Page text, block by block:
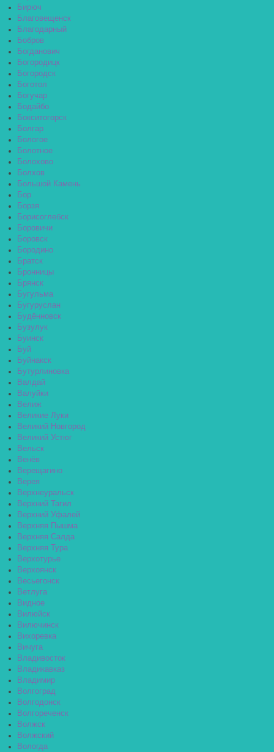
Бирюч
Благовещенск
Благодарный
Бобров
Богданович
Богородицк
Богородск
Боготол
Богучар
Бодайбо
Бокситогорск
Болгар
Бологое
Болотное
Болохово
Болхов
Большой Камень
Бор
Борзя
Борисоглебск
Боровичи
Боровск
Бородино
Братск
Бронницы
Брянск
Бугульма
Бугуруслан
Будённовск
Бузулук
Буинск
Буй
Буйнакск
Бутурлиновка
Валдай
Валуйки
Велиж
Великие Луки
Великий Новгород
Великий Устюг
Вельск
Венёв
Верещагино
Верея
Верхнеуральск
Верхний Тагил
Верхний Уфалей
Верхняя Пышма
Верхняя Салда
Верхняя Тура
Верхотурье
Верхоянск
Весьегонск
Ветлуга
Видное
Вилюйск
Вилючинск
Вихоревка
Вичуга
Владивосток
Владикавказ
Владимир
Волгоград
Волгодонск
Волгореченск
Волжск
Волжский
Вологда